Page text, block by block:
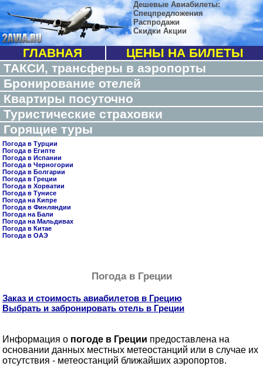
Дешевые Авиабилеты:
Спецпредложения
Распродажи
Скидки Акции
ГЛАВНАЯ
ЦЕНЫ НА БИЛЕТЫ
ТАКСИ, трансферы в аэропорты
Бронирование отелей
Квартиры посуточно
Туристические страховки
Горящие туры
Погода в Турции
Погода в Египте
Погода в Испании
Погода в Черногории
Погода в Болгарии
Погода в Греции
Погода в Хорватии
Погода в Тунисе
Погода на Кипре
Погода в Финляндии
Погода на Бали
Погода на Мальдивах
Погода в Китае
Погода в ОАЭ
Погода в Греции
Заказ и стоимость авиабилетов в Грецию
Выбрать и забронировать отель в Греции
Информация о погоде в Греции предоставлена на
основании данных местных метеостанций или в случае их
отсутствия - метеостанций ближайших аэропортов.